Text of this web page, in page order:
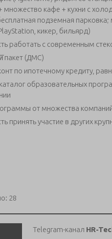
множество кафе + кухни с
подземная
кикер, бильярд)
работать с современным
пакет (ДМС)
по ипотечному кредиту,
образовательных
от множества
принять участие в других
28
Telegram-канал HR-